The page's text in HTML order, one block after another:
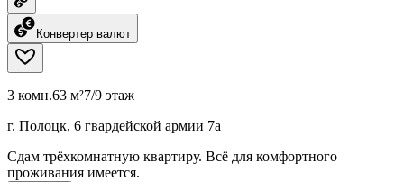
Конвертер валют
3 комн.63 м²7/9 этаж
г. Полоцк, 6 гвардейской армии 7а
Сдам трёхкомнатную квартиру. Всё для комфортного
проживания имеется.